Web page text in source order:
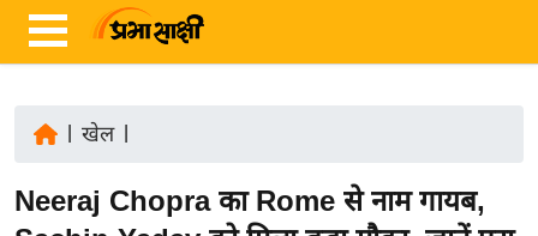
ज़ा
खेल|
Neeraj Chopra का Rome से नाम गायब,